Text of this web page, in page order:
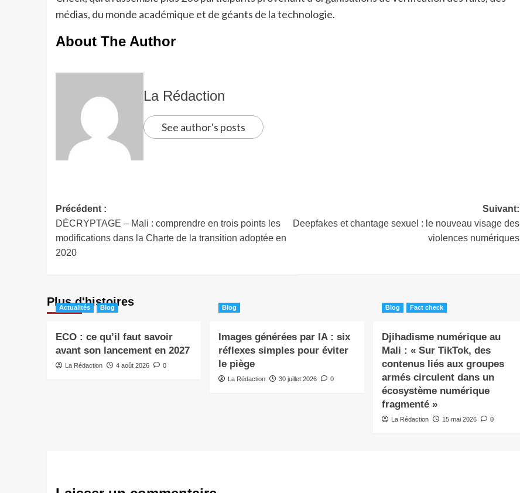
médias, du monde académique et de géants de la technologie.
About The Author
La Rédaction
See author's posts
Précédent :
DÉCRYPTAGE – Mali : comprendre en trois points les
modifications dans la Charte de la transition adoptée en
2020
Suivant:
Deepfakes et chantage sexuel : le nouveau visage des
violences numériques
Plus d'histoires
Actualités Blog
ECO : ce qu’il faut savoir
avant son lancement en 2027
La Rédaction 4 août 2026 0
Blog
Images générées par IA : six
réflexes simples pour éviter
le piège
La Rédaction 30 juillet 2026 0
Blog Fact check
Djihadisme numérique au
Mali : « Sur TikTok, des
contenus liés aux groupes
armés circulent dans un
écosystème numérique
fragmenté »
La Rédaction 15 mai 2026 0